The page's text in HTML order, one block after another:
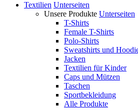
Textilien Unterseiten
Unsere Produkte Unterseiten
T-Shirts
Female T-Shirts
Polo-Shirts
Sweatshirts und
Jacken
Textilien für Kinder
Caps und Mützen
Taschen
Sportbekleidung
Alle Produkte